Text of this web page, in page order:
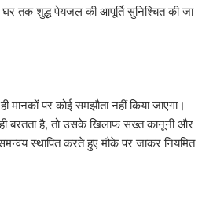
घर तक शुद्ध पेयजल की आपूर्ति सुनिश्चित की जा
मानकों पर कोई समझौता नहीं किया जाएगा।
बरतता है, तो उसके खिलाफ सख्त कानूनी और
स्थापित करते हुए मौके पर जाकर नियमित